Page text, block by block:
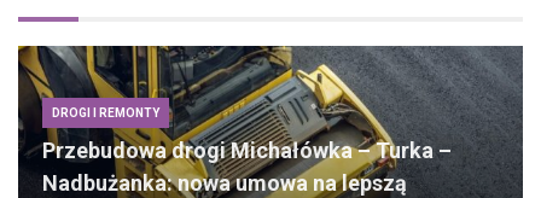
DROGI I REMONTY
Przebudowa drogi Michałówka – Turka –
Nadbużanka: nowa umowa na lepszą